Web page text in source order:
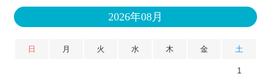
2026年08月
日 月 火 水 木 金 土
1